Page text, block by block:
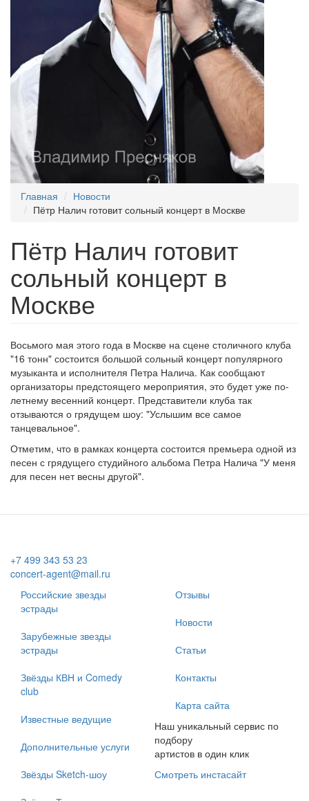
Главная
Новости
Пётр Налич готовит сольный концерт в Москве
Пётр Налич готовит
сольный концерт в
Москве
Восьмого мая этого года в Москве на сцене столичного клуба
"16 тонн" состоится большой сольный концерт популярного
музыканта и исполнителя Петра Налича. Как сообщают
организаторы предстоящего мероприятия, это будет уже по-
летнему весенний концерт. Представители клуба так
отзываются о грядущем шоу: "Услышим все самое
танцевальное".
Отметим, что в рамках концерта состоится премьера одной из
песен с грядущего студийного альбома Петра Налича "У меня
для песен нет весны другой".
+7 499 343 53 23
concert-agent@mail.ru
Российские звезды
эстрады
Зарубежные звезды
эстрады
Звёзды КВН и Comedy
club
Известные ведущие
Дополнительные услуги
Звёзды Sketch-шоу
Отзывы
Новости
Статьи
Контакты
Карта сайта
Наш уникальный сервис по
подбору
артистов в один клик
Смотреть инстасайт